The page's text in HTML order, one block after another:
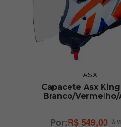
ASX
Capacete Asx
Branco/Vermelho/
R$ 549,00